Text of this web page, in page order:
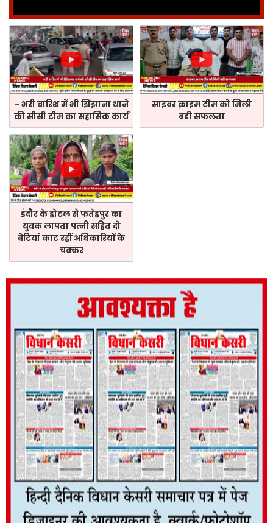
- भरी बारिश में भी झिंझाना थाने
की सीसी टीम का सहासिक कार्य
साइबर क़ाइम टीम को मिली
बडी सफलता
इंदौर के होटल से फतेहपुर का
युवक लापता पत्नी सहित दो
बेटियां काट रहीं अधिकारियों के
चक्कर